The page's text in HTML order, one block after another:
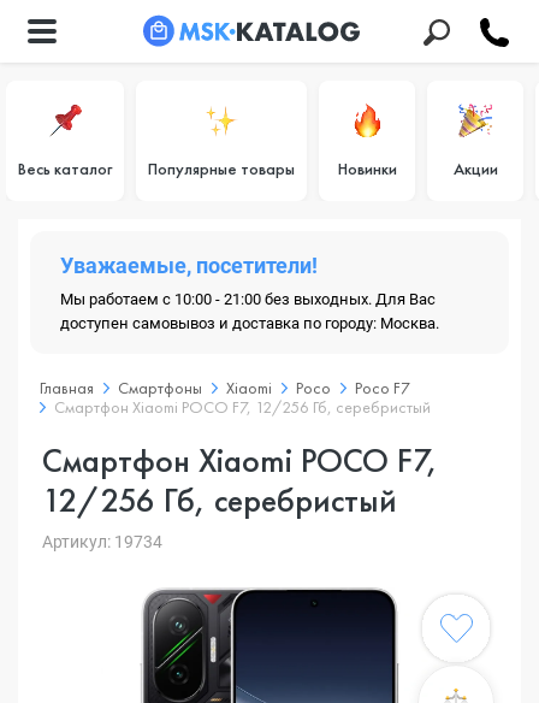
Весь каталог Популярные товары Новинки Акции
Уважаемые, посетители!
Мы работаем с 10:00 - 21:00 без выходных. Для Вас
доступен самовывоз и доставка по городу: Москва.
Главная Смартфоны Xiaomi Poco
Poco F7
Смартфон Xiaomi POCO F7, 12/256 Гб, серебристый
Смартфон Xiaomi POCO F7,
12/256 Гб, серебристый
Артикул: 19734